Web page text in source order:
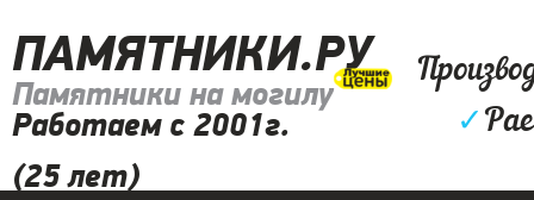
ПАМЯТНИКИ.РУ
Памятники на могилу
Работаем с 2001г.
(25 лет)
✓